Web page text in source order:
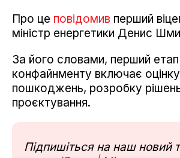
Про це повідомив перший
міністр енергетики Денис
За його словами, перший етап
конфайнменту включає оцінку
пошкоджень, розробку
проєктування.
Підпишіться на наш новий